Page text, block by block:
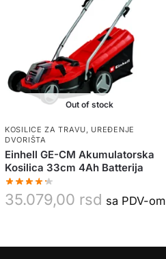
Out of stock
KOSILICE ZA TRAVU, UREĐENJE
DVORIŠTA
Einhell GE-CM Akumulatorska
Kosilica 33cm 4Ah Batterija
35.079,00 rsd sa PDV-om